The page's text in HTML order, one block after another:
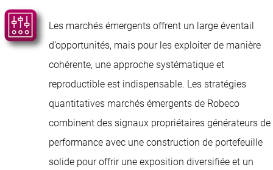
Les marchés émergents offrent un large éventail
d’opportunités, mais pour les exploiter de manière
cohérente, une approche systématique et
reproductible est indispensable. Les stratégies
quantitatives marchés émergents de Robeco
combinent des signaux propriétaires générateurs de
performance avec une construction de portefeuille
solide pour offrir une exposition diversifiée et un